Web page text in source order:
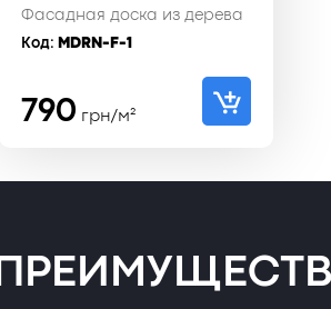
Фасадная доска из дерева
Код: MDRN-F-1
790 грн/м²